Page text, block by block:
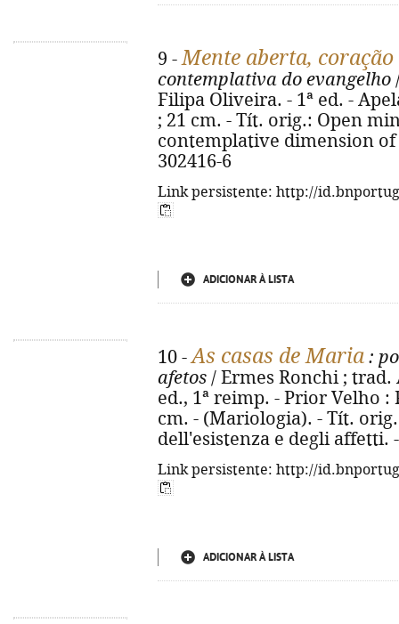
9 -Mente aberta,
contemplativa do evangelho
Filipa Oliveira. - 1ª ed. -
; 21 cm. - Tít. orig.: Open
contemplative dimension of
302416-6
Link persistente: http://
ADICIONAR À LISTA
10 -As casas de Maria :
afetos / Ermes Ronchi ; trad.
ed., 1ª reimp. - Prior Velho :
cm. - (Mariologia). - Tít.
dell'esistenza e degli affetti. -
Link persistente: http://
ADICIONAR À LISTA